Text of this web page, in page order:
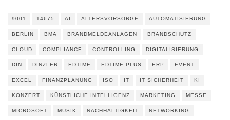
9001 14675 AI ALTERSVORSORGE AUTOMATISIERUNG
BERLIN BMA BRANDMELDEANLAGEN BRANDSCHUTZ
CLOUD COMPLIANCE CONTROLLING DIGITALISIERUNG
DIN DINZLER EDTIME EDTIME PLUS ERP EVENT
EXCEL FINANZPLANUNG ISO IT IT SICHERHEIT KI
KONZERT KÜNSTLICHE INTELLIGENZ MARKETING MESSE
MICROSOFT MUSIK NACHHALTIGKEIT NETWORKING